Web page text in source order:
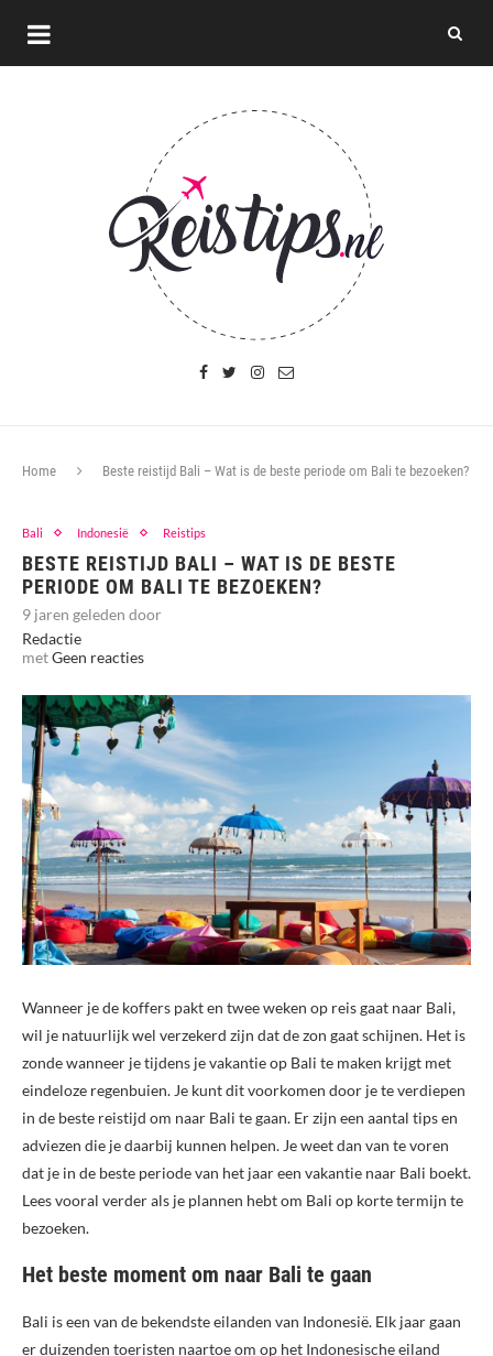
Home Beste reistijd Bali – Wat is de beste periode om Bali te bezoeken?
Bali Indonesië Reistips
BESTE REISTIJD BALI – WAT IS DE BESTE
PERIODE OM BALI TE BEZOEKEN?
9 jaren geleden door
Redactie
metGeen reacties
Wanneer je de koffers pakt en twee weken op reis gaat naar Bali,
wil je natuurlijk wel verzekerd zijn dat de zon gaat schijnen. Het is
zonde wanneer je tijdens je vakantie op Bali te maken krijgt met
eindeloze regenbuien. Je kunt dit voorkomen door je te verdiepen
in de beste reistijd om naar Bali te gaan. Er zijn een aantal tips en
adviezen die je daarbij kunnen helpen. Je weet dan van te voren
dat je in de beste periode van het jaar een vakantie naar Bali boekt.
Lees vooral verder als je plannen hebt om Bali op korte termijn te
bezoeken.
Het beste moment om naar Bali te gaan
Bali is een van de bekendste eilanden van Indonesië. Elk jaar gaan
er duizenden toeristen naartoe om op het Indonesische eiland